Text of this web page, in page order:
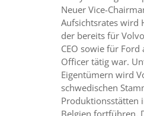
Neuer Vice-
Aufsichtsrates wird
der bereits für
CEO sowie für
Officer tätig war.
Eigentümern wird
schwedischen
Produktionsstätten
Belgien fortführen.